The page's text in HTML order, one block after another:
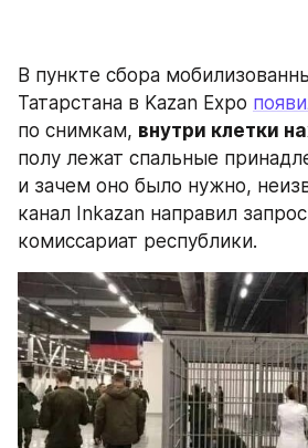
В пункте сбора
Татарстана в Kazan Expo
по снимкам, внутри клетки
полу лежат спальные
и зачем оно было нужно,
канал Inkazan направил
комиссариат республики.